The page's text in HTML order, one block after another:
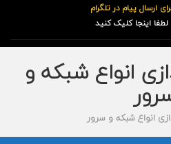
ارسال پیام در تلگرام
اینجا کلیک کنید
انواع شبکه و
انواع شبکه و سرور